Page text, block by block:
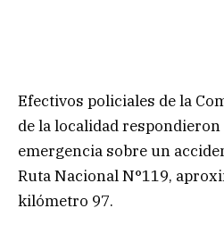
Efectivos policiales de la
de la localidad
emergencia sobre un
Ruta Nacional N°119,
kilómetro 97.